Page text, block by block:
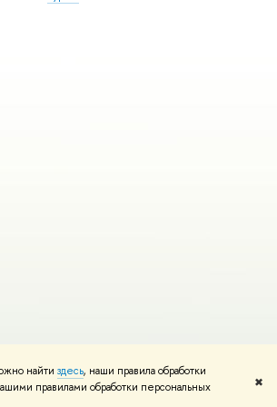
найти здесь, наши правила обработки
правилами обработки персональных
✖
Редактору